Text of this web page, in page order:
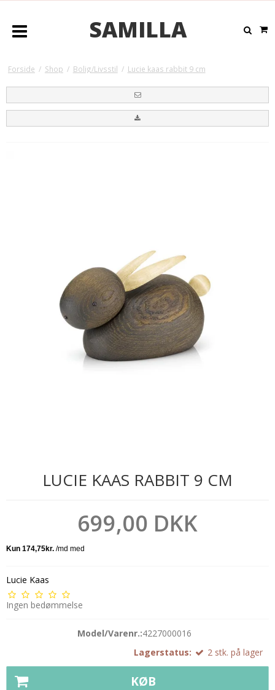
SAMILLA
Forside / Shop / Bolig/Livsstil / Lucie kaas rabbit 9 cm
LUCIE KAAS RABBIT 9 CM
699,00 DKK
Lucie Kaas
Ingen bedømmelse
Model/Varenr.:4227000016
Lagerstatus:
2 stk. på lager
KØB